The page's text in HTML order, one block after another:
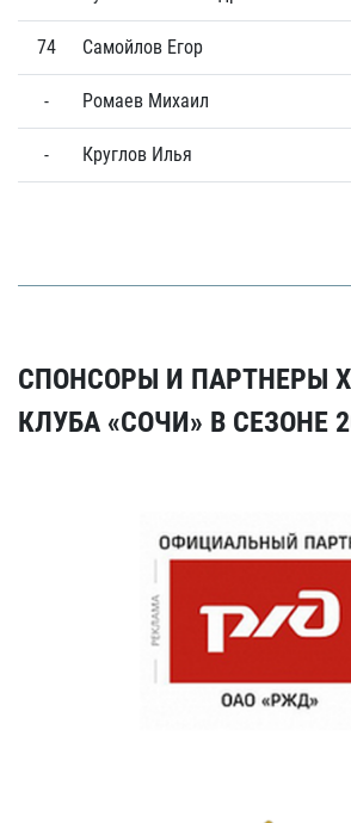
74 Самойлов Егор
- Ромаев Михаил
- Круглов Илья
СПОНСОРЫ И ПАРТНЕРЫ
КЛУБА «СОЧИ» В СЕЗОНЕ